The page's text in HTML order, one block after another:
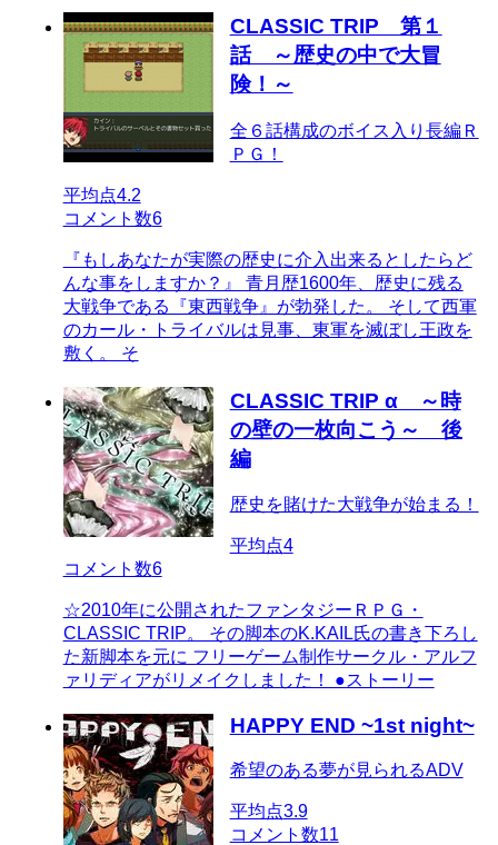
CLASSIC TRIP 第１
話 ～歴史の中で大冒
険！～
全６話構成のボイス入り長編Ｒ
ＰＧ！
平均点4.2
コメント数6
『もしあなたが実際の歴史に介入出来るとしたらど
んな事をしますか？』 青月歴1600年、歴史に残る
大戦争である『東西戦争』が勃発した。 そして西軍
のカール・トライバルは見事、東軍を滅ぼし王政を
敷く。 そ
CLASSIC TRIP α ～時
の壁の一枚向こう～ 後
編
歴史を賭けた大戦争が始まる！
平均点4
コメント数6
☆2010年に公開されたファンタジーＲＰＧ・
CLASSIC TRIP。 その脚本のK.KAIL氏の書き下ろし
た新脚本を元に フリーゲーム制作サークル・アルフ
ァリディアがリメイクしました！ ●ストーリー
HAPPY END ~1st night~
希望のある夢が見られるADV
平均点3.9
コメント数11